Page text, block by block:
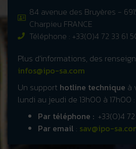
84 avenue des Bruyères -
Charpieu FRANCE
Téléphone : +33(0)4 72 33 61
Plus d’informations, des
infos@ipo-sa.com
Un support hotline technique à
lundi au jeudi de 13h00 à 17h00 :
Par téléphone : +33(0)4
Par email : sav@ipo-